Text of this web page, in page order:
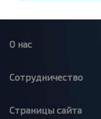
О нас
Сотрудничество
Страницы сайта